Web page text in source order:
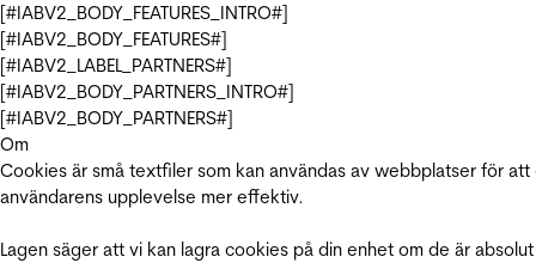
[#IABV2_BODY_FEATURES_INTRO#]
[#IABV2_BODY_FEATURES#]
[#IABV2_LABEL_PARTNERS#]
[#IABV2_BODY_PARTNERS_INTRO#]
[#IABV2_BODY_PARTNERS#]
Om
Cookies är små textfiler som kan användas av webbplatser för att
användarens upplevelse mer effektiv.
Lagen säger att vi kan lagra cookies på din enhet om de är absolut